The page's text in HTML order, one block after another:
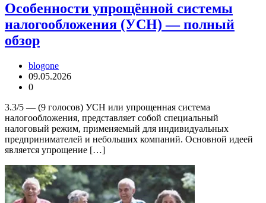
Особенности упрощённой системы
налогообложения (УСН) — полный
обзор
blogone
09.05.2026
0
3.3/5 — (9 голосов) УСН или упрощенная система
налогообложения, представляет собой специальный
налоговый режим, применяемый для индивидуальных
предпринимателей и небольших компаний. Основной идеей
является упрощение […]